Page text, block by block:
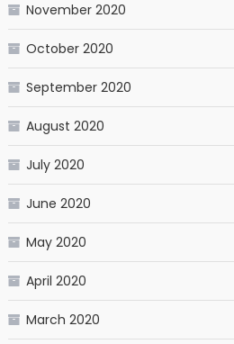
November 2020
October 2020
September 2020
August 2020
July 2020
June 2020
May 2020
April 2020
March 2020